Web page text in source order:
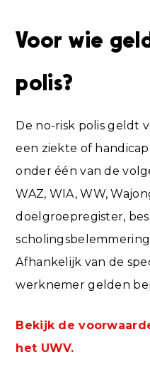
Voor wie
polis?
De no-risk polis geldt
een ziekte of
onder één van de
WAZ, WIA, WW,
doelgroepregister,
Afhankelijk van de
werknemer gelden
Bekijk de
het UWV.